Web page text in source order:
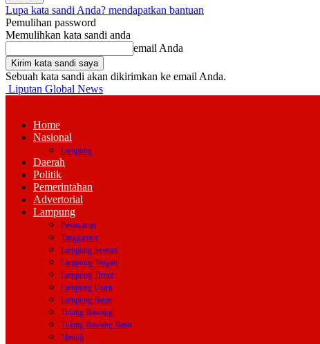
Lupa kata sandi Anda? mendapatkan bantuan
Pemulihan password
Memulihkan kata sandi anda
email Anda
Sebuah kata sandi akan dikirimkan ke email Anda.
Liputan Global News
Home
Nasional
Lampung
Daerah
Politik
Pemerintahan
Advertorial
Lampung
Pesawaran
Tanggamus
Lampung Selatan
Lampung Tengah
Lampung Timur
Lampung Utara
Lampung Barat
Tulang Bawang
Tulang Bawang Barat
Mesuji